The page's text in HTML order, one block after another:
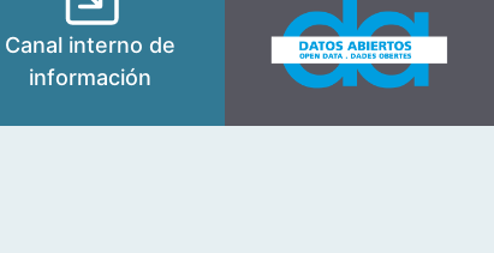
Canal interno de
información